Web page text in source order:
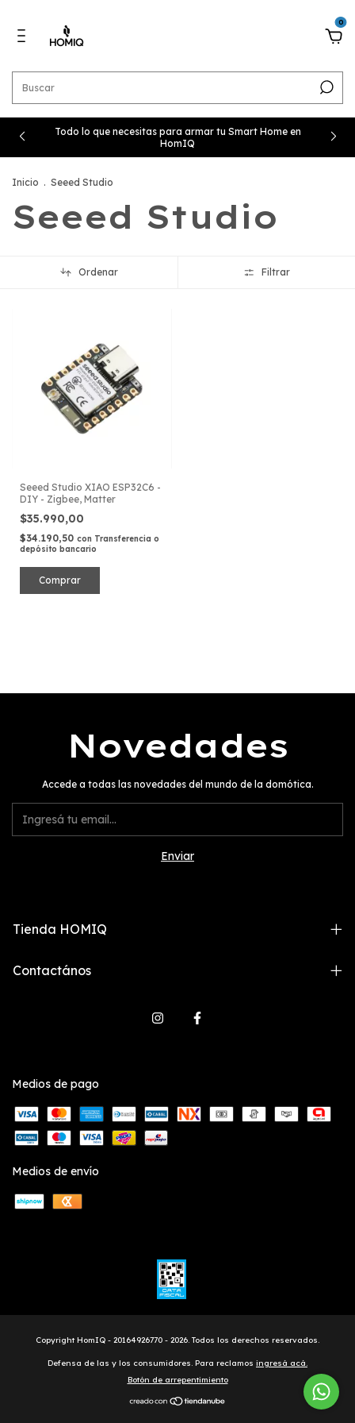
0
Todo lo que necesitas para armar tu Smart Home en
HomIQ
Inicio . Seeed Studio
Seeed Studio
Ordenar Filtrar
Seeed Studio XIAO ESP32C6 -
DIY - Zigbee, Matter
$35.990,00
$34.190,50 con Transferencia o
depósito bancario
Novedades
Accede a todas las novedades del mundo de la domótica.
Tienda HOMIQ
Contactános
Medios de pago
Medios de envío
Copyright HomIQ - 20164926770 - 2026. Todos los derechos reservados.
Defensa de las y los consumidores. Para reclamos ingresá acá.
Botón de arrepentimiento